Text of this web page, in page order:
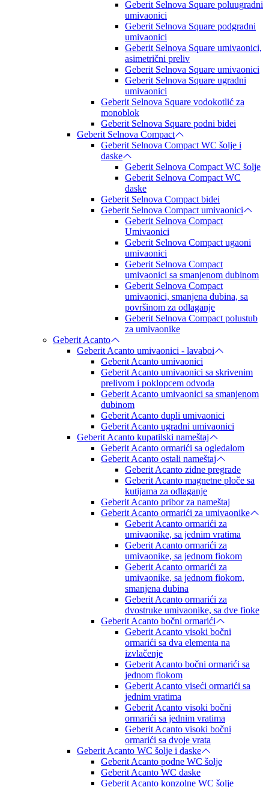
Geberit Selnova Square poluugradni
umivaonici
Geberit Selnova Square podgradni
umivaonici
Geberit Selnova Square umivaonici,
asimetrični preliv
Geberit Selnova Square umivaonici
Geberit Selnova Square ugradni
umivaonici
Geberit Selnova Square vodokotlić za
monoblok
Geberit Selnova Square podni bidei
Geberit Selnova Compact
Geberit Selnova Compact WC šolje i
daske
Geberit Selnova Compact WC šolje
Geberit Selnova Compact WC
daske
Geberit Selnova Compact bidei
Geberit Selnova Compact umivaonici
Geberit Selnova Compact
Umivaonici
Geberit Selnova Compact ugaoni
umivaonici
Geberit Selnova Compact
umivaonici sa smanjenom dubinom
Geberit Selnova Compact
umivaonici, smanjena dubina, sa
površinom za odlaganje
Geberit Selnova Compact polustub
za umivaonike
Geberit Acanto
Geberit Acanto umivaonici - lavaboi
Geberit Acanto umivaonici
Geberit Acanto umivaonici sa skrivenim
prelivom i poklopcem odvoda
Geberit Acanto umivaonici sa smanjenom
dubinom
Geberit Acanto dupli umivaonici
Geberit Acanto ugradni umivaonici
Geberit Acanto kupatilski nameštaj
Geberit Acanto ormarići sa ogledalom
Geberit Acanto ostali nameštaj
Geberit Acanto zidne pregrade
Geberit Acanto magnetne ploče sa
kutijama za odlaganje
Geberit Acanto pribor za nameštaj
Geberit Acanto ormarići za umivaonike
Geberit Acanto ormarići za
umivaonike, sa jednim vratima
Geberit Acanto ormarići za
umivaonike, sa jednom fiokom
Geberit Acanto ormarići za
umivaonike, sa jednom fiokom,
smanjena dubina
Geberit Acanto ormarići za
dvostruke umivaonike, sa dve fioke
Geberit Acanto bočni ormarići
Geberit Acanto visoki bočni
ormarići sa dva elementa na
izvlačenje
Geberit Acanto bočni ormarići sa
jednom fiokom
Geberit Acanto viseći ormarići sa
jednim vratima
Geberit Acanto visoki bočni
ormarići sa jednim vratima
Geberit Acanto visoki bočni
ormarići sa dvoje vrata
Geberit Acanto WC šolje i daske
Geberit Acanto podne WC šolje
Geberit Acanto WC daske
Geberit Acanto konzolne WC šolje